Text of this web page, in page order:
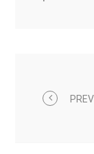
PREV